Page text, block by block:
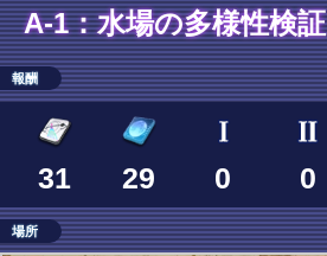
A-1：水場の多様性検証
報酬
31 29 0 0
場所